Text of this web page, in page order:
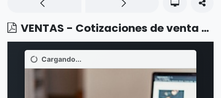
VENTAS - Cotizaciones de venta - Creador de cotizaciones en PDF